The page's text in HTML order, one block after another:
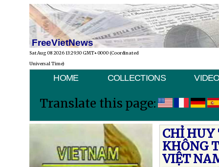
FreeVietNews
Sat Aug 08 2026 13:29:30 GMT+0000 (Coordinated
Universal Time)
HOME COLLECTIONS
Translate this page:
CHỈ HUY
KHÔNG
VIỆT